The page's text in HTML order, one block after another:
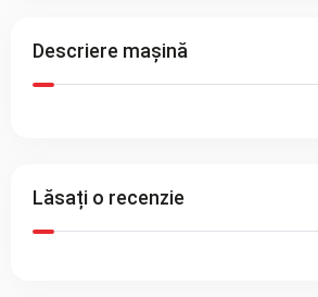
Descriere mașină
Lăsați o recenzie